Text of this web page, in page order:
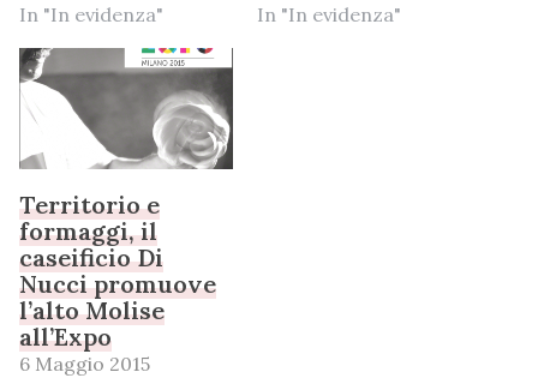
In "In evidenza"
In "In evidenza"
Territorio e
formaggi, il
caseificio Di
Nucci promuove
l’alto Molise
all’Expo
6 Maggio 2015